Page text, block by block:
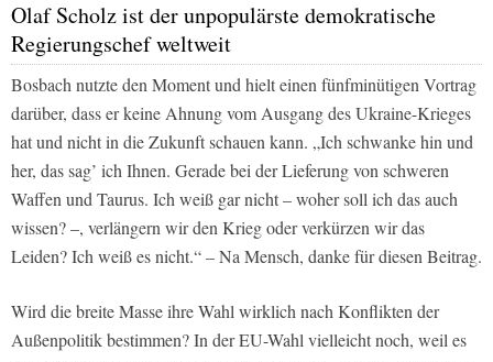
Olaf Scholz ist der unpopulärste demokratische
Regierungschef weltweit
Bosbach nutzte den Moment und hielt einen fünfminütigen Vortrag
darüber, dass er keine Ahnung vom Ausgang des Ukraine-Krieges
hat und nicht in die Zukunft schauen kann. „Ich schwanke hin und
her, das sag’ ich Ihnen. Gerade bei der Lieferung von schweren
Waffen und Taurus. Ich weiß gar nicht – woher soll ich das auch
wissen? –, verlängern wir den Krieg oder verkürzen wir das
Leiden? Ich weiß es nicht.“ – Na Mensch, danke für diesen Beitrag.
Wird die breite Masse ihre Wahl wirklich nach Konflikten der
Außenpolitik bestimmen? In der EU-Wahl vielleicht noch, weil es